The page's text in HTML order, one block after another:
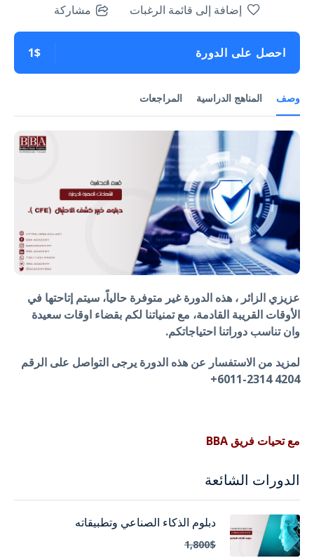
وصف المناهج الدراسية المراجعات
عزيزي الزائر ، هذه الدورة غير متوفرة حالياً، سيتم إتاحتها في
الأوقات القريبة القادمة، مع تمنياتنا لكم بقضاء اوقات سعيدة
وان تناسب دوراتنا احتياجاتكم.
لمزيد من الاستفسار عن هذه الدورة يرجى التواصل على الرقم
4204 2314-6011+
مع تحيات فريق BBA
إضافة إلى قائمة الرغبات مشاركة
احصل على الدورة 1$
الدورات الشائعة
دبلوم الذكاء الصناعي وتطبيقاته
1,800$